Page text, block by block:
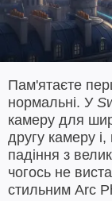
Пам'ятаєте
нормальні. У
камеру для
другу камеру
падіння з
чогось не
стильним Arc